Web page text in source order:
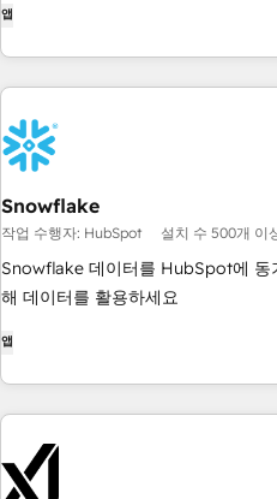
앱
Snowflake
작업 수행자: HubSpot 설치 수 500개 이
Snowflake 데이터를 HubSpot에
해 데이터를 활용하세요
앱